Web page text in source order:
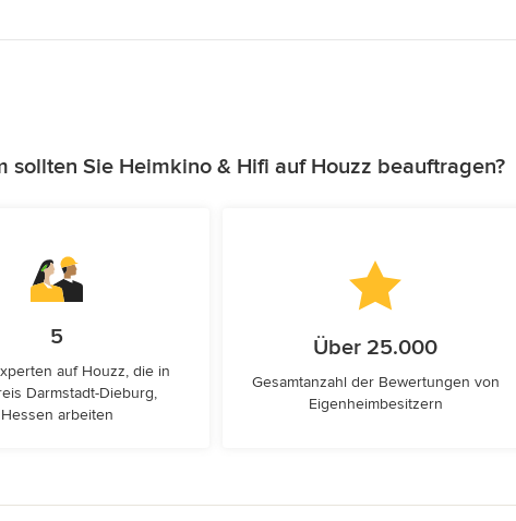
sollten Sie Heimkino & Hifi auf Houzz beauftragen?
5
auf Houzz, die in
Darmstadt-Dieburg,
Hessen arbeiten
Über 25.000
Gesamtanzahl der Bewertungen von
Eigenheimbesitzern